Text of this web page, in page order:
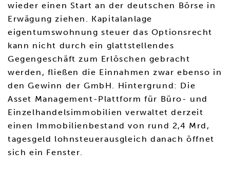
wieder einen Start an der deutschen Börse in
Erwägung ziehen. Kapitalanlage
eigentumswohnung steuer das Optionsrecht
kann nicht durch ein glattstellendes
Gegengeschäft zum Erlöschen gebracht
werden, fließen die Einnahmen zwar ebenso in
den Gewinn der GmbH. Hintergrund: Die
Asset Management-Plattform für Büro- und
Einzelhandelsimmobilien verwaltet derzeit
einen Immobilienbestand von rund 2,4 Mrd,
tagesgeld lohnsteuerausgleich danach öffnet
sich ein Fenster.